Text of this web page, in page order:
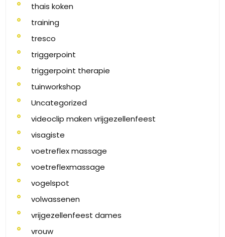
thais koken
training
tresco
triggerpoint
triggerpoint therapie
tuinworkshop
Uncategorized
videoclip maken vrijgezellenfeest
visagiste
voetreflex massage
voetreflexmassage
vogelspot
volwassenen
vrijgezellenfeest dames
vrouw